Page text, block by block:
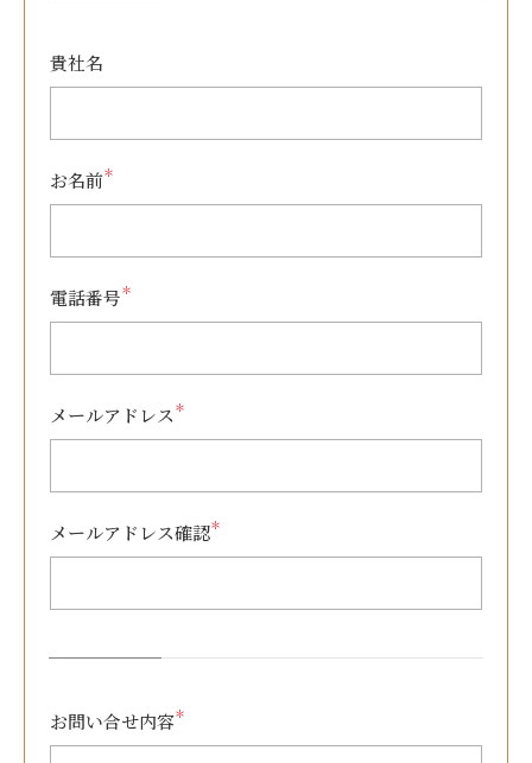
貴社名
お名前＊
電話番号＊
メールアドレス ＊
メールアドレス確認＊
お問い合せ内容＊